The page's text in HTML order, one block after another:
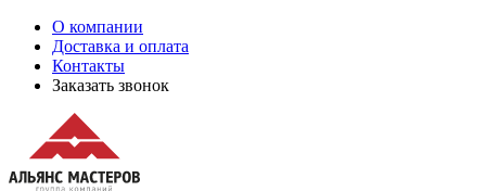
О компании
Доставка и оплата
Контакты
Заказать звонок